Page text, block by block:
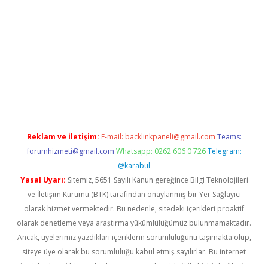
Reklam ve İletişim: E-mail: backlinkpaneli@gmail.com Teams:
forumhizmeti@gmail.com Whatsapp: 0262 606 0 726 Telegram:
@karabul
Yasal Uyarı: Sitemiz, 5651 Sayılı Kanun gereğince Bilgi Teknolojileri
ve İletişim Kurumu (BTK) tarafından onaylanmış bir Yer Sağlayıcı
olarak hizmet vermektedir. Bu nedenle, sitedeki içerikleri proaktif
olarak denetleme veya araştırma yükümlülüğümüz bulunmamaktadır.
Ancak, üyelerimiz yazdıkları içeriklerin sorumluluğunu taşımakta olup,
siteye üye olarak bu sorumluluğu kabul etmiş sayılırlar. Bu internet